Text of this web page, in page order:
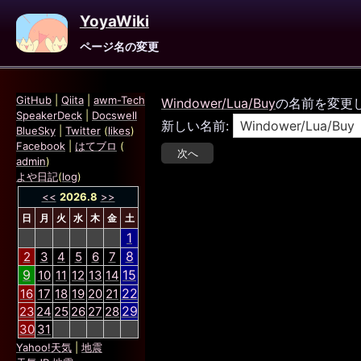
YoyaWiki
ページ名の変更
Windower/Lua/Buyの名前を変更
新しい名前:
GitHub Qiita
awm-Tech
SpeakerDeck
Docswell
BlueSky
Twitter (likes)
Facebook
はてブロ (
admin)
よや日記(log)
<< 2026.8 >>
日 月 火 水 木 金 土
1
2 3 4 5 6 7
8
9 10 11 12 13 14 15
16 17 18 19 20 21 22
23 24 25 26 27 28 29
30 31
Yahoo!天気
地震